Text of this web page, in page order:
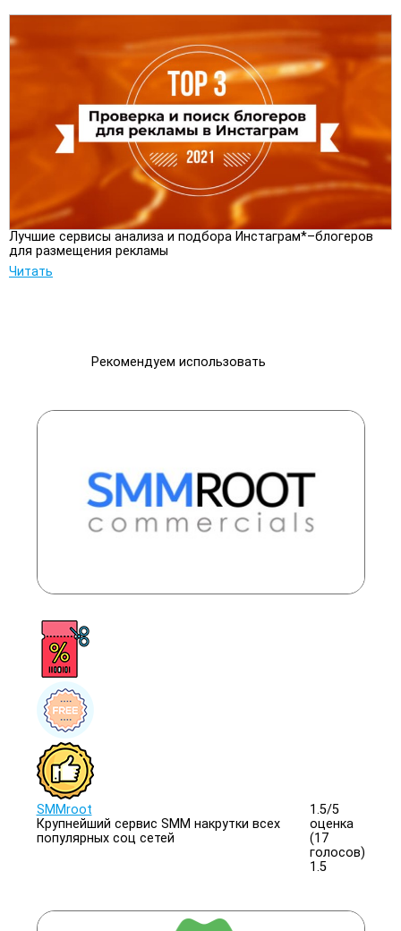
Лучшие сервисы анализа и подбора Инстаграм*–блогеров
для размещения рекламы
Читать
Рекомендуем использовать
SMMroot
Крупнейший сервис SMM накрутки всех
популярных соц сетей
1.5/5
оценка
(17
голосов)
1.5